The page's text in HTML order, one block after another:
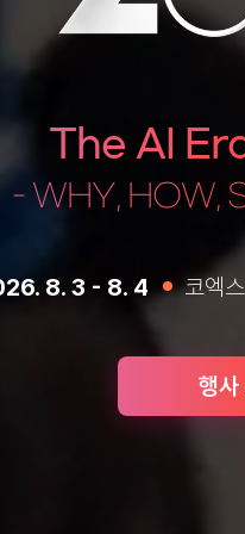
The AI
- WHY, HOW,
8. 3 - 8. 4 코엑
행사